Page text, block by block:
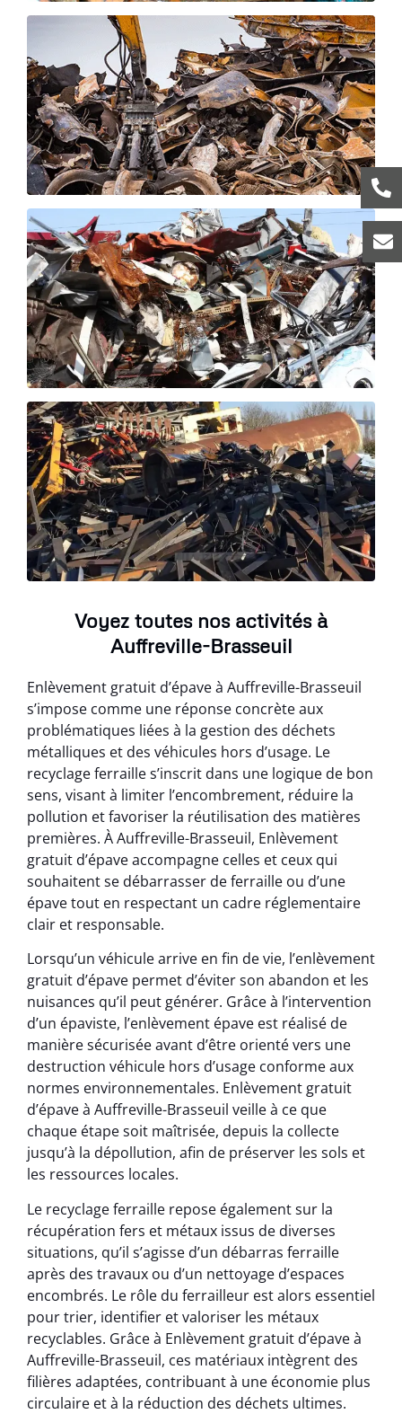
Voyez toutes nos activités à
Auffreville-Brasseuil
Enlèvement gratuit d’épave à Auffreville-Brasseuil
s’impose comme une réponse concrète aux
problématiques liées à la gestion des déchets
métalliques et des véhicules hors d’usage. Le
recyclage ferraille s’inscrit dans une logique de bon
sens, visant à limiter l’encombrement, réduire la
pollution et favoriser la réutilisation des matières
premières. À Auffreville-Brasseuil, Enlèvement
gratuit d’épave accompagne celles et ceux qui
souhaitent se débarrasser de ferraille ou d’une
épave tout en respectant un cadre réglementaire
clair et responsable.
Lorsqu’un véhicule arrive en fin de vie, l’enlèvement
gratuit d’épave permet d’éviter son abandon et les
nuisances qu’il peut générer. Grâce à l’intervention
d’un épaviste, l’enlèvement épave est réalisé de
manière sécurisée avant d’être orienté vers une
destruction véhicule hors d’usage conforme aux
normes environnementales. Enlèvement gratuit
d’épave à Auffreville-Brasseuil veille à ce que
chaque étape soit maîtrisée, depuis la collecte
jusqu’à la dépollution, afin de préserver les sols et
les ressources locales.
Le recyclage ferraille repose également sur la
récupération fers et métaux issus de diverses
situations, qu’il s’agisse d’un débarras ferraille
après des travaux ou d’un nettoyage d’espaces
encombrés. Le rôle du ferrailleur est alors essentiel
pour trier, identifier et valoriser les métaux
recyclables. Grâce à Enlèvement gratuit d’épave à
Auffreville-Brasseuil, ces matériaux intègrent des
filières adaptées, contribuant à une économie plus
circulaire et à la réduction des déchets ultimes.